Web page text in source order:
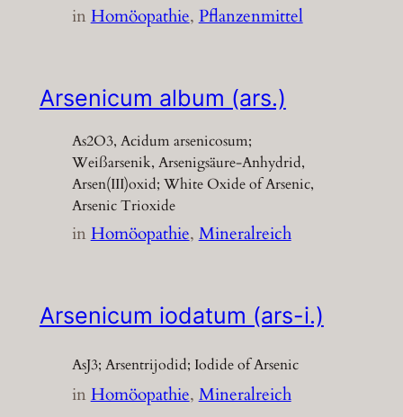
inHomöopathie, Pflanzenmittel
Arsenicum album (ars.)
As2O3, Acidum arsenicosum;
Weißarsenik, Arsenigsäure-Anhydrid,
Arsen(III)oxid; White Oxide of Arsenic,
Arsenic Trioxide
inHomöopathie, Mineralreich
Arsenicum iodatum (ars-i.)
AsJ3; Arsentrijodid; Iodide of Arsenic
inHomöopathie, Mineralreich